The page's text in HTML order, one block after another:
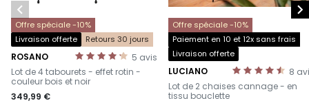
Offre spéciale -10%
Livraison offerte
Retours 30 jours
5 avis
ROSANO
-Lot de 4 tabourets - effet rotin -
couleur bois et noir
349,99 €
Offre spéciale -10%
Paiement en 10 et 12x sans frais
Livraison offerte
8
LUCIANO
-Lot de 2 chaises cannage - en
tissu bouclette
 